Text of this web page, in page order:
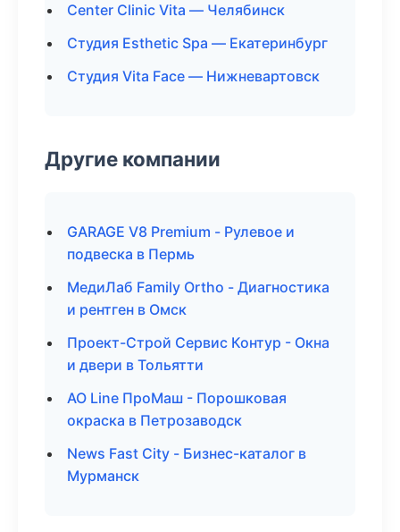
Center Clinic Vita — Челябинск
Студия Esthetic Spa — Екатеринбург
Студия Vita Face — Нижневартовск
Другие компании
GARAGE V8 Premium - Рулевое и
подвеска в Пермь
МедиЛаб Family Ortho - Диагностика
и рентген в Омск
Проект-Строй Сервис Контур - Окна
и двери в Тольятти
АО Line ПроМаш - Порошковая
окраска в Петрозаводск
News Fast City - Бизнес-каталог в
Мурманск